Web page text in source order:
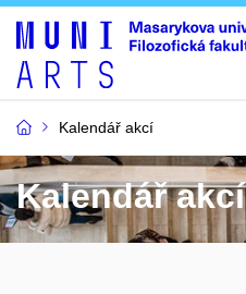
Kalendář akcí
Kalendář akcí